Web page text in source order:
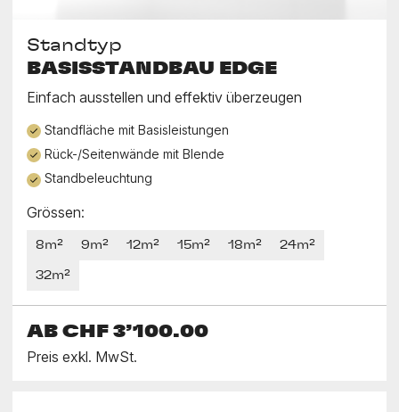
Standtyp
BASISSTANDBAU EDGE
Einfach ausstellen und effektiv überzeugen
Standfläche mit Basisleistungen
Rück-/Seitenwände mit Blende
Standbeleuchtung
Grössen:
8m² 9m² 12m² 15m² 18m² 24m²
32m²
AB CHF 3’100.00
Preis exkl. MwSt.